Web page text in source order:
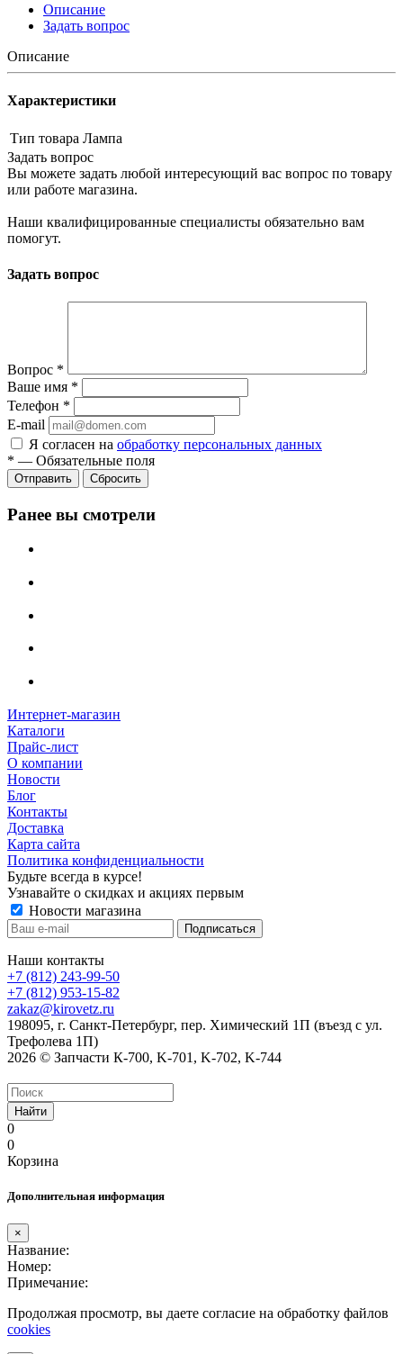
Описание
Задать вопрос
Описание
Характеристики
Тип товара Лампа
Задать вопрос
Вы можете задать любой интересующий вас вопрос по товару
или работе магазина.
Наши квалифицированные специалисты обязательно вам
помогут.
Задать вопрос
Вопрос *
Ваше имя *
Телефон *
E-mail
Я согласен на обработку персональных данных
* — Обязательные поля
Сбросить
Ранее вы смотрели
Интернет-магазин
Каталоги
Прайс-лист
О компании
Новости
Блог
Контакты
Доставка
Карта сайта
Политика конфиденциальности
Будьте всегда в курсе!
Узнавайте о скидках и акциях первым
Новости магазина
Наши контакты
+7 (812) 243-99-50
+7 (812) 953-15-82
zakaz@kirovetz.ru
198095, г. Санкт-Петербург, пер. Химический 1П (въезд с ул.
Трефолева 1П)
2026 © Запчасти К-700, K-701, K-702, K-744
Найти
0
0
Корзина
Дополнительная информация
×
Название:
Номер:
Примечание:
Продолжая просмотр, вы даете согласие на обработку файлов
cookies